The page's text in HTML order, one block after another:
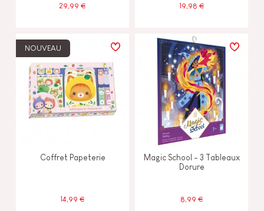
29,99 € 19,98 €
NOUVEAU
Coffret Papeterie
14,99 €
Magic School - 3 Tableaux
Dorure
8,99 €